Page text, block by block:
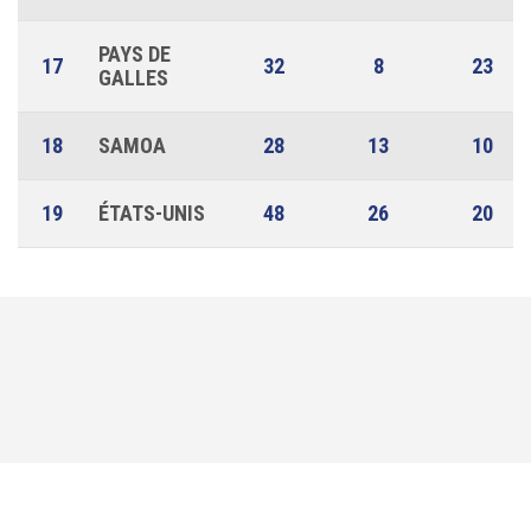
17
PAYS DE
GALLES
32 8 23
18 SAMOA 28 13 10
19 ÉTATS-UNIS 48 26 20